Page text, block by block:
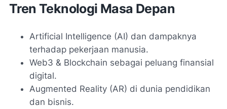
Tren Teknologi Masa Depan
Artificial Intelligence (AI) dan dampaknya
terhadap pekerjaan manusia.
Web3 & Blockchain sebagai peluang finansial
digital.
Augmented Reality (AR) di dunia pendidikan
dan bisnis.